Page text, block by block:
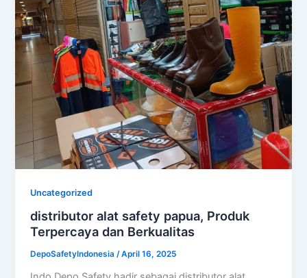
Uncategorized
distributor alat safety papua, Produk
Terpercaya dan Berkualitas
DepoSafetyIndonesia/April 16, 2025